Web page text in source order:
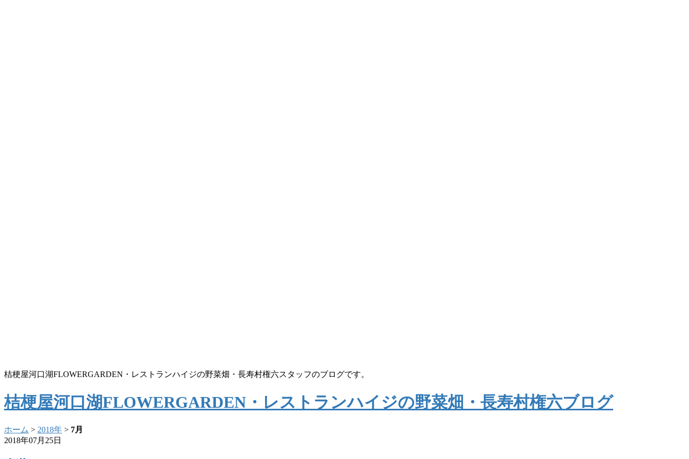
桔梗屋河口湖FLOWERGARDEN・レストランハイジの野菜畑・長寿村権六スタッフのブログです。
桔梗屋河口湖FLOWERGARDEN・レストランハイジの野菜畑・長寿村権六ブログ
ホーム > 2018年 > 7月
2018年07月25日